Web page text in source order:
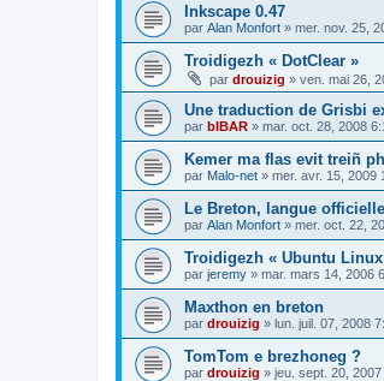
Inkscape 0.47
par Alan Monfort » mer. nov. 25,
Troidigezh « DotClear »
par drouizig » ven. mai 26,
Une traduction de Grisbi
par bIBAR » mar. oct. 28, 2008
Kemer ma flas evit treiñ
par Malo-net » mer. avr. 15, 2009
Le Breton, langue
par Alan Monfort » mer. oct. 22,
Troidigezh « Ubuntu
par jeremy » mar. mars 14, 2006
Maxthon en breton
par drouizig » lun. juil. 07, 2008
TomTom e brezhoneg ?
par drouizig » jeu. sept. 20,